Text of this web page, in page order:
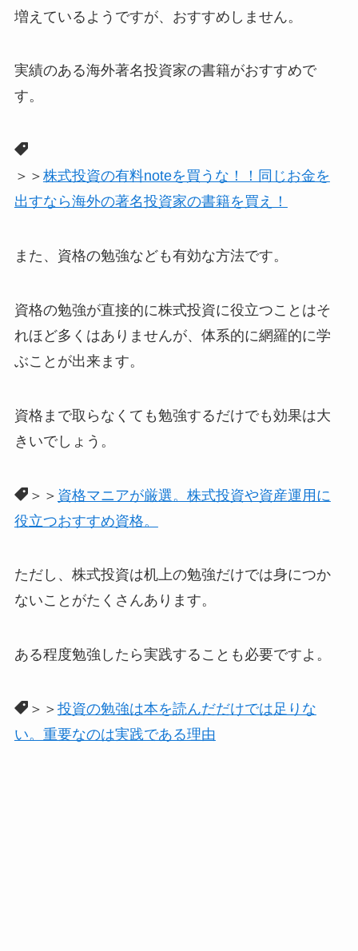
増えているようですが、おすすめしません。
実績のある海外著名投資家の書籍がおすすめで
す。
＞＞ 株式投資の有料noteを買うな！！同じお金を
出すなら海外の著名投資家の書籍を買え！
また、資格の勉強なども有効な方法です。
資格の勉強が直接的に株式投資に役立つことはそ
れほど多くはありませんが、体系的に網羅的に学
ぶことが出来ます。
資格まで取らなくても勉強するだけでも効果は大
きいでしょう。
＞＞ 資格マニアが厳選。株式投資や資産運用に
役立つおすすめ資格。
ただし、株式投資は机上の勉強だけでは身につか
ないことがたくさんあります。
ある程度勉強したら実践することも必要ですよ。
＞＞ 投資の勉強は本を読んだだけでは足りな
い。重要なのは実践である理由